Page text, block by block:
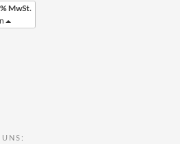
MwSt.